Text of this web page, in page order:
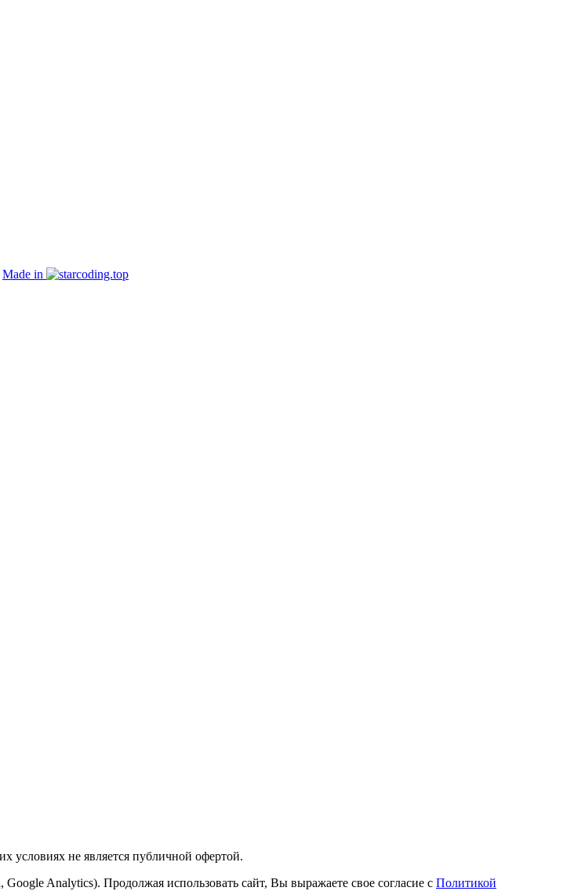
Made in
условиях не является публичной офертой.
Analytics). Продолжая использовать сайт, Вы выражаете свое согласие с Политикой